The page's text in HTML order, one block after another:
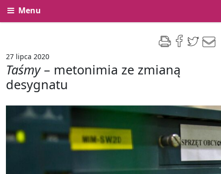
Menu
27 lipca 2020
Taśmy– metonimia ze zmianą
desygnatu